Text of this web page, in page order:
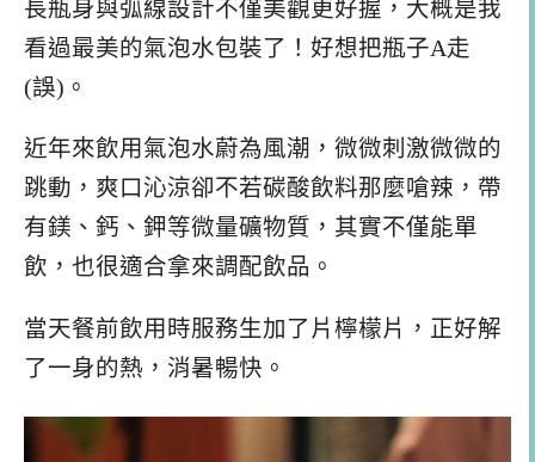
長瓶身與弧線設計不僅美觀更好握，大概是我
看過最美的氣泡水包裝了！好想把瓶子A走
(誤)。
近年來飲用氣泡水蔚為風潮，微微刺激微微的
跳動，爽口沁涼卻不若碳酸飲料那麼嗆辣，帶
有鎂、鈣、鉀等微量礦物質，其實不僅能單
飲，也很適合拿來調配飲品。
當天餐前飲用時服務生加了片檸檬片，正好解
了一身的熱，消暑暢快。